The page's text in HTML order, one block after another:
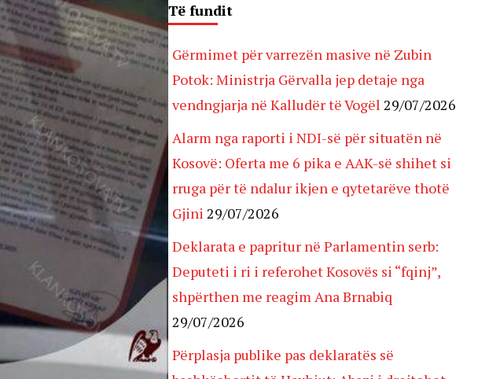
Të fundit
Gërmimet për varrezën masive në Zubin
Potok: Ministrja Gërvalla jep detaje nga
vendngjarja në Kalludër të Vogël 29/07/2026
Alarm nga raporti i NDI-së për situatën në
Kosovë: Oferta me 6 pika e AAK-së shihet si
rruga për të ndalur ikjen e qytetarëve thotë
Gjini 29/07/2026
Deklarata e papritur në Parlamentin serb:
Deputeti i ri i referohet Kosovës si “fqinj”,
shpërthen me reagim Ana Brnabiq
29/07/2026
Përplasja publike pas deklaratës së